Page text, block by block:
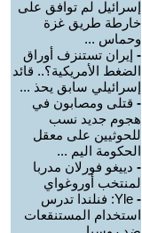
إسرائيل لم توافق على
خارطة طريق غزة
وحماس ...
- إيران تستنزف أوراق
الضغط الأمريكية؟.. قائد
إسرائيلي سابق يحذ ...
- قتلى ومصابون في
هجوم جديد نسب
للحوثيين على معقل
الحكومة اليم ...
- دييغو فورلان مدربا
لمنتخب أوروغواي
-
Yle: فنلندا تدرس
استخدام المستنقعات